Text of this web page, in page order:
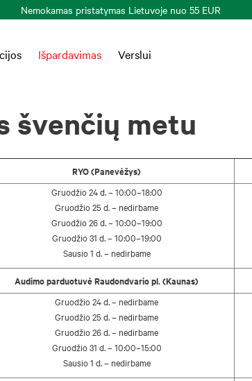
Nemokamas pristatymas Lietuvoje nuo 55 EUR
Išpardavimas Verslui
švenčių metu
RYO (Panevėžys)
Gruodžio 24 d. – 10:00–18:00
Gruodžio 25 d. – nedirbame
Gruodžio 26 d. – 10:00–19:00
Gruodžio 31 d. – 10:00–19:00
Sausio 1 d. – nedirbame
Audimo parduotuvė Raudondvario pl. (Kaunas)
Gruodžio 24 d. – nedirbame
Gruodžio 25 d. – nedirbame
Gruodžio 26 d. – nedirbame
Gruodžio 31 d. – 10:00–15:00
Sausio 1 d. – nedirbame